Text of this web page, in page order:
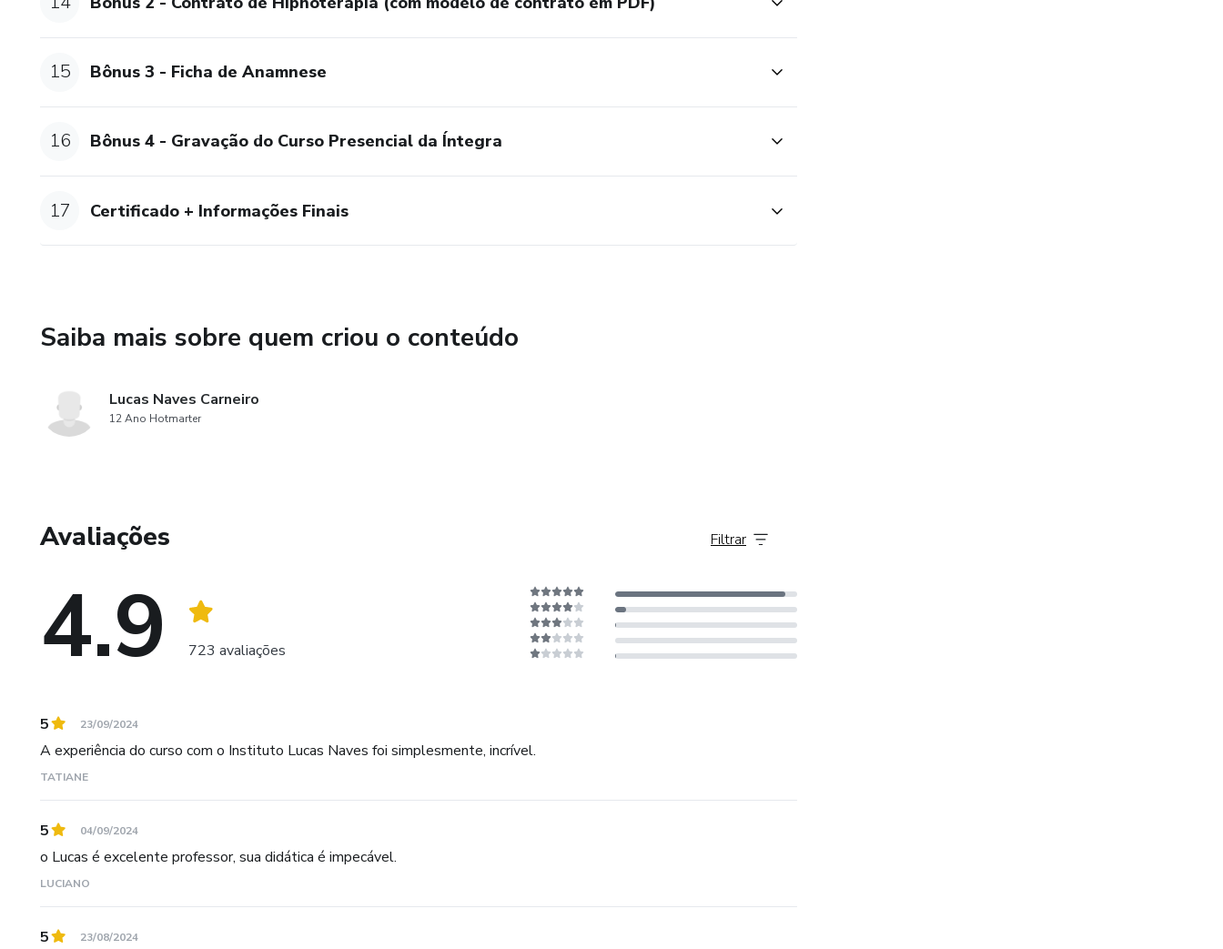
15 Bônus 3 - Ficha de Anamnese
16 Bônus 4 - Gravação do Curso Presencial da Íntegra
17 Certificado + Informações Finais
Saiba mais sobre quem criou o conteúdo
Lucas Naves Carneiro
12 Ano Hotmarter
Avaliações
4.9 723 avaliações
Filtrar
5 23/09/2024
A experiência do curso com o Instituto Lucas Naves foi simplesmente, incrível.
TATIANE
5 04/09/2024
o Lucas é excelente professor, sua didática é impecável.
LUCIANO
5 23/08/2024